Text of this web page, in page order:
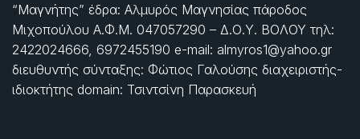
“Μαγνήτης” έδρα: Αλμυρός Μαγνησίας πάροδος
Μιχοπούλου Α.Φ.Μ. 047057290 – Δ.Ο.Υ. ΒΟΛΟΥ τηλ:
2422024666, 6972455190 e-mail: almyros1@yahoo.gr
διευθυντής σύνταξης: Φώτιος Γαλούσης διαχειριστής-
ιδιοκτήτης domain: Τσιντσίνη Παρασκευή